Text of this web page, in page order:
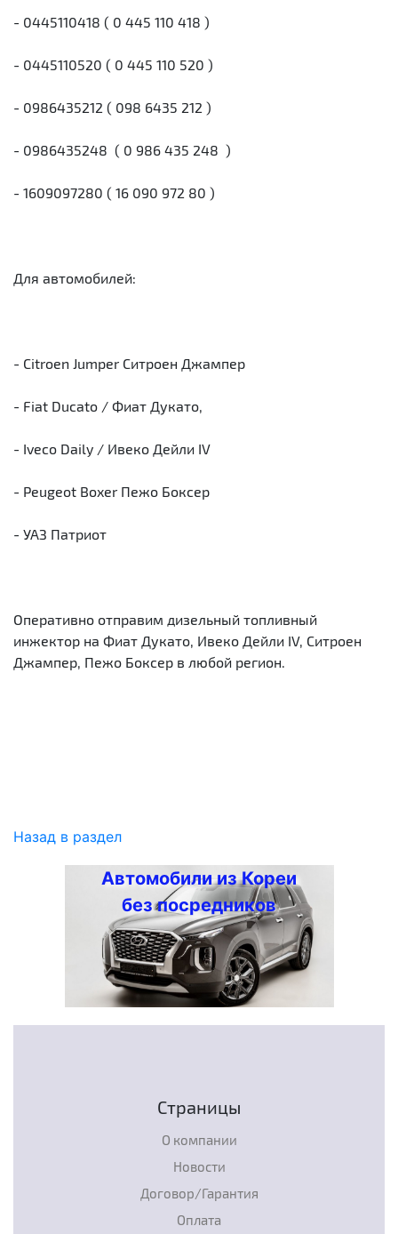
- 0445110418 ( 0 445 110 418 )
- 0445110520 ( 0 445 110 520 )
- 0986435212 ( 098 6435 212 )
- 0986435248 ( 0 986 435 248 )
- 1609097280 ( 16 090 972 80 )
Для автомобилей:
- Citroen Jumper Ситроен Джампер
- Fiat Ducato / Фиат Дукато,
- Iveco Daily / Ивеко Дейли IV
- Peugeot Boxer Пежо Боксер
- УАЗ Патриот
Оперативно отправим дизельный топливный
инжектор на Фиат Дукато, Ивеко Дейли IV, Ситроен
Джампер, Пежо Боксер в любой регион.
Назад в раздел
Автомобили из Кореи
без посредников
Страницы
О компании
Новости
Договор/Гарантия
Оплата